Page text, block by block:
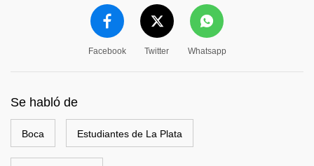
Facebook Twitter Whatsapp
Se habló de
Boca Estudiantes de La Plata